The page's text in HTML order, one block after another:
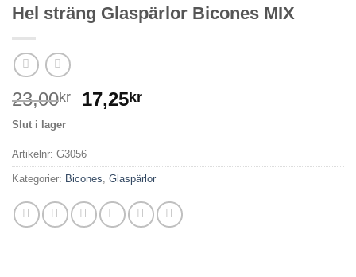
Hel sträng Glaspärlor Bicones MIX
23,00kr 17,25kr
Slut i lager
Artikelnr: G3056
Kategorier: Bicones, Glaspärlor